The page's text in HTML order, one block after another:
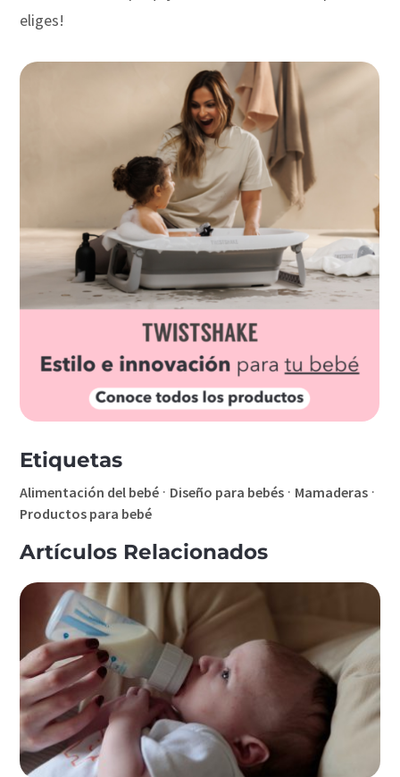
eliges!
Etiquetas
Alimentación del bebé · Diseño para bebés · Mamaderas ·
Productos para bebé
Artículos Relacionados